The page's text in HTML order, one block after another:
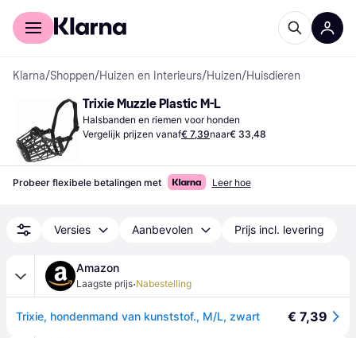
Voor shoppers
Klarna/Shoppen/Huizen en Interieurs/Huizen/Huisdieren
Trixie Muzzle Plastic M-L
Halsbanden en riemen voor honden
Vergelijk prijzen vanaf€ 7,39naar€ 33,48
Probeer flexibele betalingen met Leer hoe
Versies Aanbevolen Prijs incl. levering
Amazon
Laagste prijs·Nabestelling
Trixie, hondenmand van kunststof., M/L, zwart € 7,39